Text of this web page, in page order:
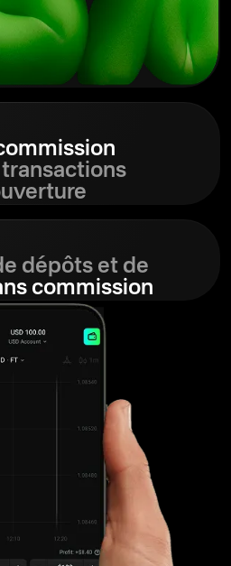
transactions
dépôts et de
commission